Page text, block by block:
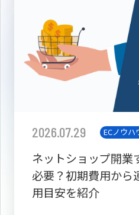
2026.07.29 ECノウハ
ネットショップ開業
必要？初期費用から
用目安を紹介